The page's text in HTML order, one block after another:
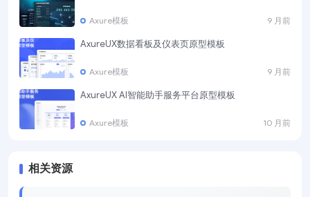
Axure模板 9 月前
AxureUX数据看板及仪表页原型模板
Axure模板 9 月前
AxureUX AI智能助手服务平台原型模板
Axure模板 10 月前
相关资源